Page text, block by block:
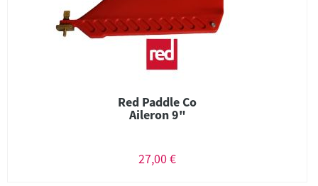
Red Paddle Co
Aileron 9"
27,00 €